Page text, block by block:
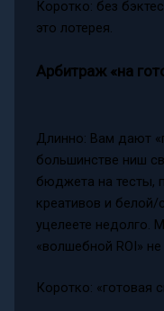
Коротко: без
это лотерея.
Арбитраж «на
Длинно: Вам дают
большинстве ниш
бюджета на тесты,
креативов и белой/
уцелеете недолго.
«волшебной ROI»
Коротко: «готовая